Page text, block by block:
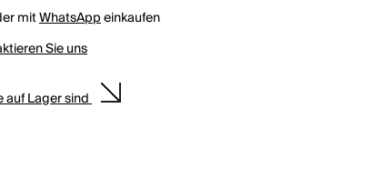
mitWhatsAppeinkaufen
Sie uns
auf Lager sind